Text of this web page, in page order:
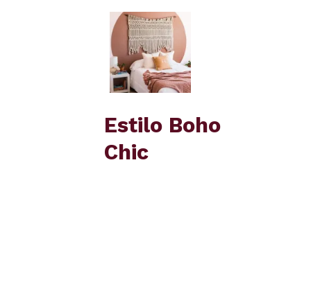
Estilo Boho
Chic